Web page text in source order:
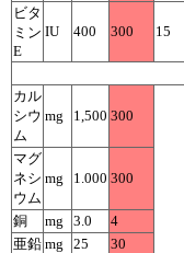
ビタ
ミン
E
IU 400 300 15
カル
シウ
ム
mg 1,500 300
マグ
ネシ
ウム
mg 1.000 300
銅 mg 3.0 4
亜鉛 mg 25 30